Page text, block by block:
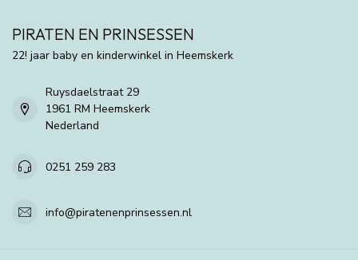
PIRATEN EN PRINSESSEN
22! jaar baby en kinderwinkel in Heemskerk
Ruysdaelstraat 29
1961 RM Heemskerk
Nederland
0251 259 283
info@piratenenprinsessen.nl